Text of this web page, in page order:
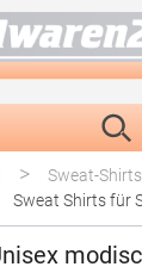
> Sweat-Shirts
Sweat Shirts für